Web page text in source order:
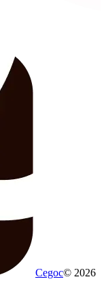
Cegoc© 2026